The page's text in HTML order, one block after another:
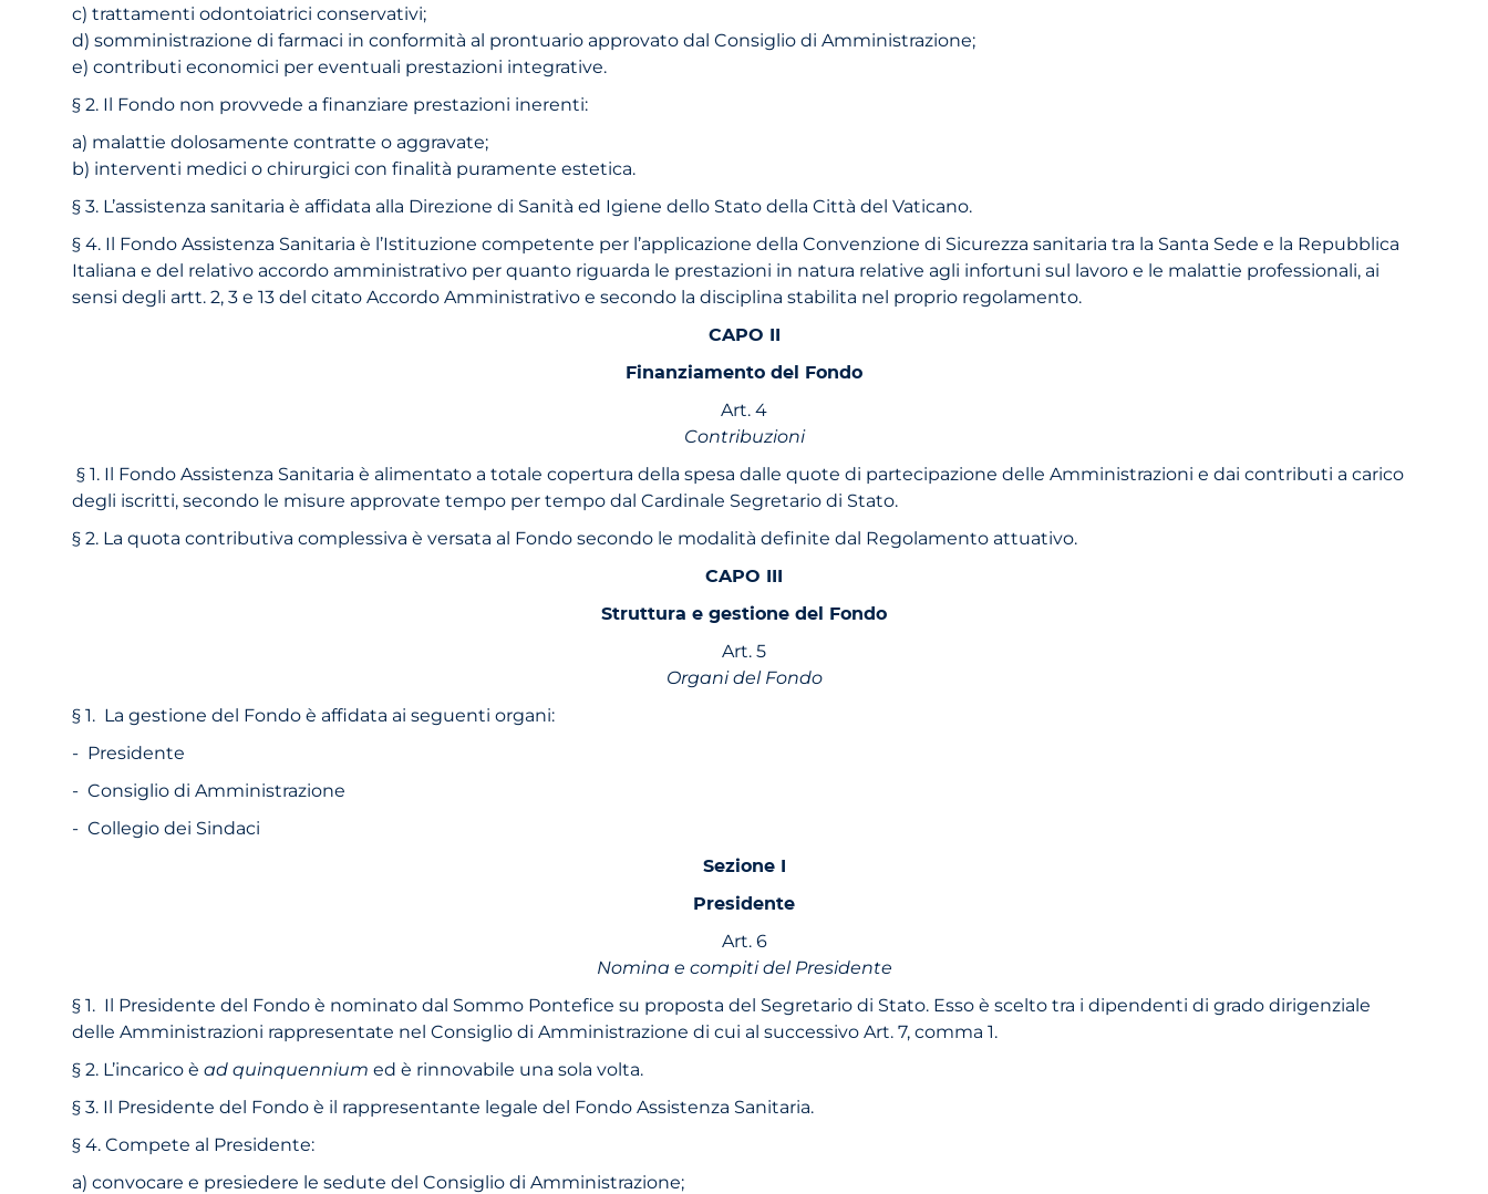
c) trattamenti odontoiatrici conservativi;
d) somministrazione di farmaci in conformità al prontuario approvato dal Consiglio di Amministrazione;
e) contributi economici per eventuali prestazioni integrative.
§ 2. Il Fondo non provvede a finanziare prestazioni inerenti:
a) malattie dolosamente contratte o aggravate;
b) interventi medici o chirurgici con finalità puramente estetica.
§ 3. L’assistenza sanitaria è affidata alla Direzione di Sanità ed Igiene dello Stato della Città del Vaticano.
§ 4. Il Fondo Assistenza Sanitaria è l’Istituzione competente per l’applicazione della Convenzione di Sicurezza sanitaria tra la Santa Sede e la Repubblica
Italiana e del relativo accordo amministrativo per quanto riguarda le prestazioni in natura relative agli infortuni sul lavoro e le malattie professionali, ai
sensi degli artt. 2, 3 e 13 del citato Accordo Amministrativo e secondo la disciplina stabilita nel proprio regolamento.
CAPO II
Finanziamento del Fondo
Art. 4
Contribuzioni
§ 1. Il Fondo Assistenza Sanitaria è alimentato a totale copertura della spesa dalle quote di partecipazione delle Amministrazioni e dai contributi a carico
degli iscritti, secondo le misure approvate tempo per tempo dal Cardinale Segretario di Stato.
§ 2. La quota contributiva complessiva è versata al Fondo secondo le modalità definite dal Regolamento attuativo.
CAPO III
Struttura e gestione del Fondo
Art. 5
Organi del Fondo
§ 1. La gestione del Fondo è affidata ai seguenti organi:
- Presidente
- Consiglio di Amministrazione
- Collegio dei Sindaci
Sezione I
Presidente
Art. 6
Nomina e compiti del Presidente
§ 1. Il Presidente del Fondo è nominato dal Sommo Pontefice su proposta del Segretario di Stato. Esso è scelto tra i dipendenti di grado dirigenziale
delle Amministrazioni rappresentate nel Consiglio di Amministrazione di cui al successivo Art. 7, comma 1.
§ 2. L’incarico è ad quinquennium ed è rinnovabile una sola volta.
§ 3. Il Presidente del Fondo è il rappresentante legale del Fondo Assistenza Sanitaria.
§ 4. Compete al Presidente:
a) convocare e presiedere le sedute del Consiglio di Amministrazione;